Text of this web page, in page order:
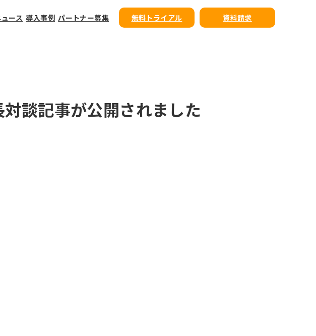
ュース 導入事例 パートナー募集 無料トライアル 資料請求
談記事が公開されました